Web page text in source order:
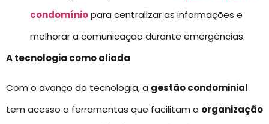
condomíniopara centralizar as informações e
melhorar a comunicação durante emergências.
A tecnologia como aliada
Com o avanço da tecnologia, a gestão condominial
tem acesso a ferramentas que facilitam a organização